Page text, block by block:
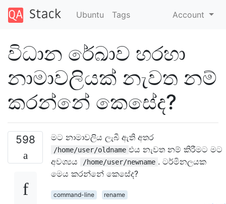
Ubuntu Tags Account
විධාන රේඛාව හරහා
නාමාවලියක් නැවත නම්
කරන්නේ කෙසේද?
598 මට නාමාවලිය ලැබී ඇති අතර
/home/user/oldname එය නැවත නම් කිරීමට මට
අවශ්‍යය
/home/user/newname . ටර්මිනලයක
මෙය කරන්නේ කෙසේද?
command-line
rename